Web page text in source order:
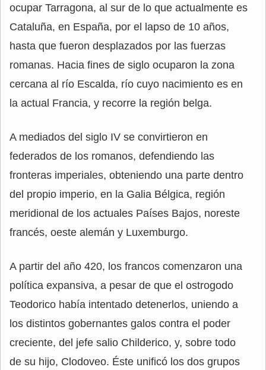
ocupar Tarragona, al sur de lo que actualmente es
Cataluña, en España, por el lapso de 10 años,
hasta que fueron desplazados por las fuerzas
romanas. Hacia fines de siglo ocuparon la zona
cercana al río Escalda, río cuyo nacimiento es en
la actual Francia, y recorre la región belga.
A mediados del siglo IV se convirtieron en
federados de los romanos, defendiendo las
fronteras imperiales, obteniendo una parte dentro
del propio imperio, en la Galia Bélgica, región
meridional de los actuales Países Bajos, noreste
francés, oeste alemán y Luxemburgo.
A partir del año 420, los francos comenzaron una
política expansiva, a pesar de que el ostrogodo
Teodorico había intentado detenerlos, uniendo a
los distintos gobernantes galos contra el poder
creciente, del jefe salio Childerico, y, sobre todo
de su hijo, Clodoveo. Éste unificó los dos grupos